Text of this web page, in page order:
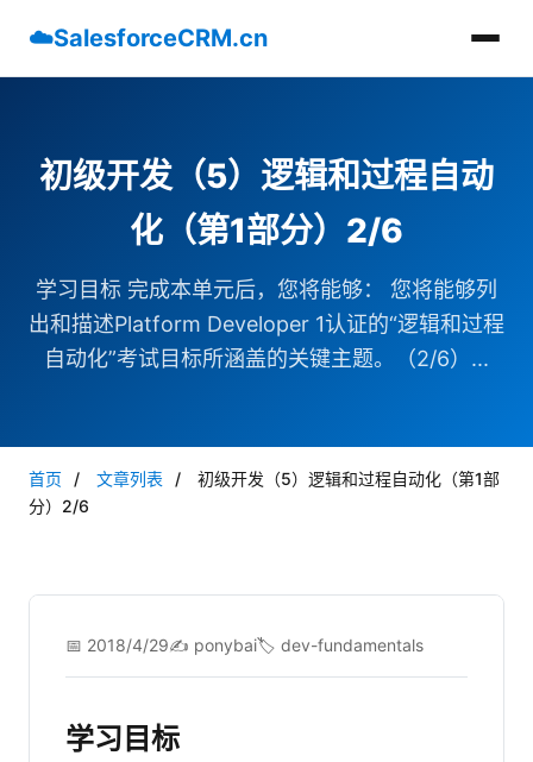
☁️SalesforceCRM.cn
初级开发（5）逻辑和过程自动
化（第1部分）2/6
学习目标 完成本单元后，您将能够： 您将能够列
出和描述Platform Developer 1认证的“逻辑和过程
自动化”考试目标所涵盖的关键主题。（2/6）...
首页 / 文章列表 /
初级开发（5）逻辑和过程自动化（第1部
分）2/6
📅 2018/4/29✍️ ponybai🏷️ dev-fundamentals
学习目标